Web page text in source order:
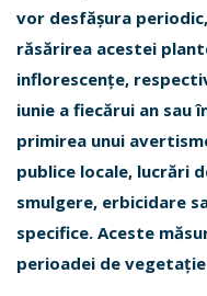
vor desfășura
răsărirea acestei
inflorescențe,
iunie a fiecărui an sau
primirea unui
publice locale, lucrări
smulgere, erbicidare
specifice. Aceste
perioadei de